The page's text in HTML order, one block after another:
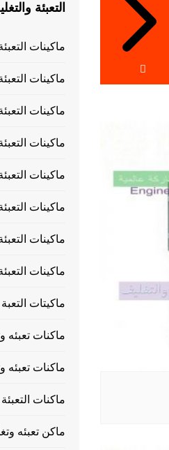
التعبئة
ماكينات
ماكينات
ماكينات
ماكينات
ماكينات
ماكينات
ماكينات
ماكينات
ماكيتات
ماكنات تعبئه
ماكنات تعبئه
ماكنات
ماكن تعبئه